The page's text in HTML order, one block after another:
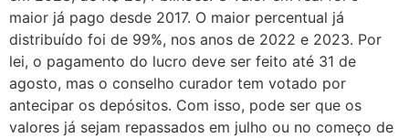
maior já pago desde 2017. O maior percentual já
distribuído foi de 99%, nos anos de 2022 e 2023. Por
lei, o pagamento do lucro deve ser feito até 31 de
agosto, mas o conselho curador tem votado por
antecipar os depósitos. Com isso, pode ser que os
valores já sejam repassados em julho ou no começo de